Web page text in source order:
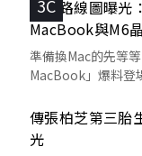
3C
蘋果路線圖曝
MacBook與M6
準備換Mac的先等
MacBook」爆料登
傳張柏芝第三胎
光